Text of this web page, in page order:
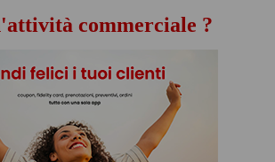
commerciale ?